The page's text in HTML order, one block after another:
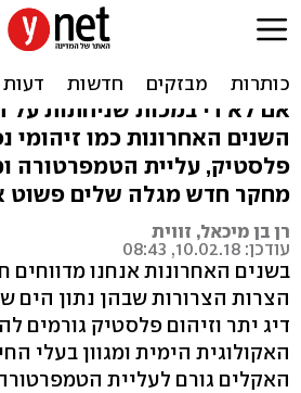
אין מספיק חמצן:
אם לא די במכות שניחתות על
השנים האחרונות כמו זיהומי
פלסטיק, עליית הטמפרטורה
מחקר חדש מגלה שלים פשוט
רן בן מיכאל, זווית
עודכן: 10.02.18, 08:43
בשנים האחרונות אנחנו מדווחים
הצרות הצרורות שבהן נתון הים
דיג יתר וזיהום פלסטיק גורמים
האקולוגית הימית ומגוון בעלי
האקלים גורם לעליית